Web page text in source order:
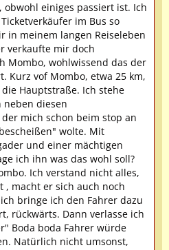
obwohl einiges passiert ist. Ich
im Bus so
in meinem langen Reiseleben
verkaufte mir doch
Mombo, wohlwissend das der
Kurz vof Mombo, etwa 25 km,
Hauptstraße. Ich stehe
neben diesen
mich schon beim stop an
wolte. Mit
und einer mächtigen
ich ihn was das wohl soll?
Ich verstand nicht alles,
, macht er sich auch noch
bringe ich den Fahrer dazu
rückwärts. Dann verlasse ich
Boda boda Fahrer würde
Natürlich nicht umsonst,